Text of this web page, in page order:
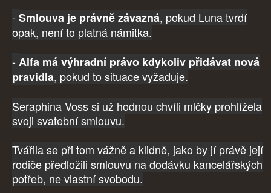
- Smlouva je právně závazná, pokud Luna tvrdí
opak, není to platná námitka.
- Alfa má výhradní právo kdykoliv přidávat nová
pravidla, pokud to situace vyžaduje.
Seraphina Voss si už hodnou chvíli mlčky prohlížela
svoji svatební smlouvu.
Tvářila se při tom vážně a klidně, jako by jí právě její
rodiče předložili smlouvu na dodávku kancelářských
potřeb, ne vlastní svobodu.